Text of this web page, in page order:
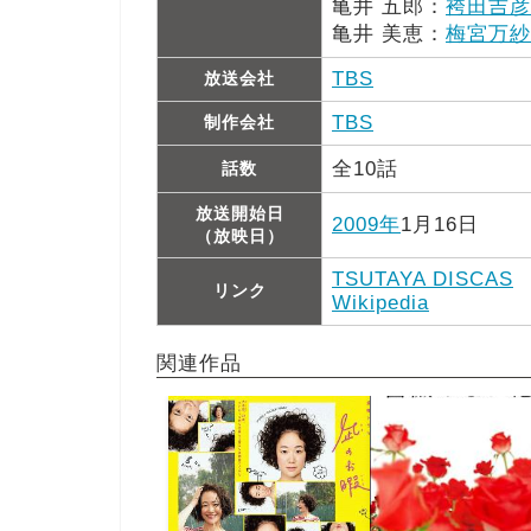
亀井 五郎： 袴田吉彦
亀井 美恵： 梅宮万
放送会社 TBS
制作会社 TBS
話数 全10話
放送開始日
（放映日）
2009年1月16日
リンク
TSUTAYA DISCAS
Wikipedia
関連作品